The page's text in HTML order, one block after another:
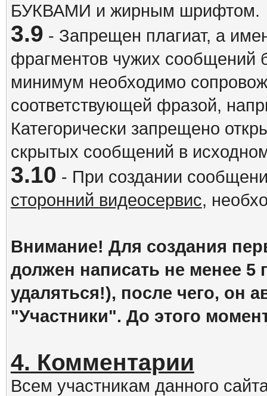
БУКВАМИ и жирным шрифтом.
3.9 - Запрещен плагиат, а
фрагментов чужих сообщений
минимум необходимо
соответствующей фразой,
Категорически запрещено
скрытых сообщений в
3.10 - При создании
сторонний видеосервис,
Внимание! Для создания
должен написать не менее
удаляться!), после чего, он
"Участники". До этого
4. Комментарии
Всем участникам данного